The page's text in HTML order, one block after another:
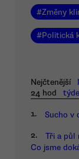
#Změny
#Politická
Nejčtenější
24 hod
1. Sucho v
2.
Tři a půl
Co jsme